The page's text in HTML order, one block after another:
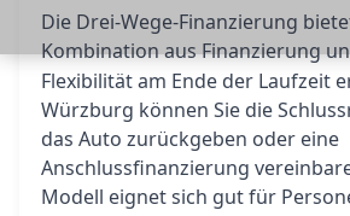
Die Drei-Wege-Finanzierung
Kombination aus Finanzierung
Flexibilität am Ende der Laufzeit
Würzburg können Sie die
das Auto zurückgeben oder eine
Anschlussfinanzierung
Modell eignet sich gut für